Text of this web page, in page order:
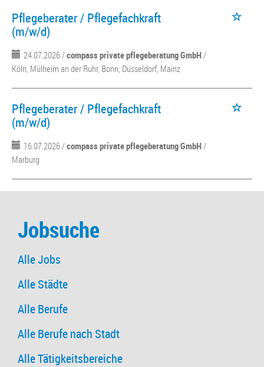
Pflegeberater / Pflegefachkraft
(m/w/d)
24.07.2026 /compass private pflegeberatung GmbH/
Köln, Mülheim an der Ruhr, Bonn, Düsseldorf, Mainz
Pflegeberater / Pflegefachkraft
(m/w/d)
16.07.2026 /compass private pflegeberatung GmbH/
Marburg
Jobsuche
Alle Jobs
Alle Städte
Alle Berufe
Alle Berufe nach Stadt
Alle Tätigkeitsbereiche